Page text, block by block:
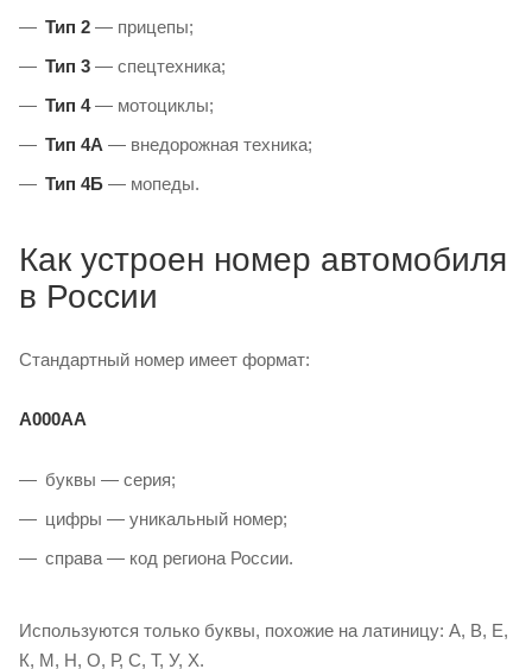
Тип 2 — прицепы;
Тип 3 — спецтехника;
Тип 4— мотоциклы;
Тип 4А — внедорожная техника;
Тип 4Б — мопеды.
Как устроен номер автомобиля
в России
Стандартный номер имеет формат:
А000АА
буквы — серия;
цифры — уникальный номер;
справа — код региона России.
Используются только буквы, похожие на латиницу: А, В, Е,
К, М, Н, О, Р, С, Т, У, Х.